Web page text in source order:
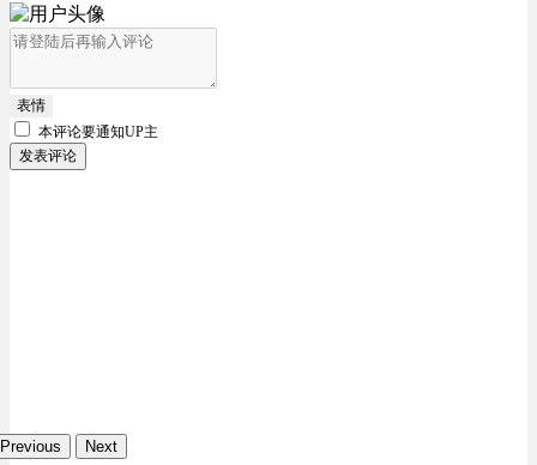
表情
本评论要通知UP主
发表评论
Previous Next